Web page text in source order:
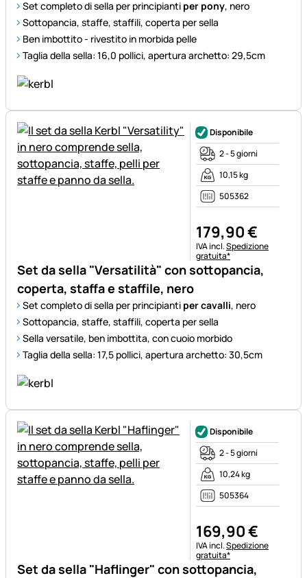
Set completo di sella per principianti per pony, nero
Sottopancia, staffe, staffili, coperta per sella
Ben imbottito - rivestito in morbida pelle
Taglia della sella: 16,0 pollici, apertura archetto: 29,5cm
Set da sella "Versatilità" con sottopancia,
coperta, staffa e staffile, nero
Set completo di sella per principianti per cavalli, nero
Sottopancia, staffe, staffili, coperta per sella
Sella versatile, ben imbottita, con cuoio morbido
Taglia della sella: 17,5 pollici, apertura archetto: 30,5cm
Disponibile
2 - 5 giorni
10,15 kg
505362
179,90€
Informazioni fiscali:
IVA incl.Spedizione
gratuita*
Set da sella "Haflinger" con sottopancia,
Disponibile
2 - 5 giorni
10,24 kg
505364
169,90€
Informazioni fiscali:
IVA incl.Spedizione
gratuita*